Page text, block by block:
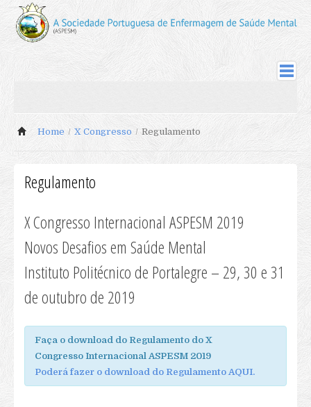
Sociedade
Sócios Fundadores
Corpos Sociais 11-14
Actualização de Cotas
Actualização Dados de Sócio
Inscrição Novos Sócios
Revista
Submissão Art. Revista
Outras Publicações
Home / X Congresso / Regulamento
Regulamento
X Congresso Internacional ASPESM 2019
Novos Desafios em Saúde Mental
Instituto Politécnico de Portalegre – 29, 30 e 31
de outubro de 2019
Faça o download do Regulamento do X
Congresso Internacional ASPESM 2019
Poderá fazer o download do Regulamento AQUI.